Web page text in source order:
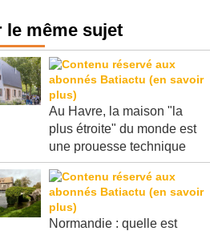
le même sujet
Au Havre, la maison "la
plus étroite" du monde est
une prouesse technique
Normandie : quelle est